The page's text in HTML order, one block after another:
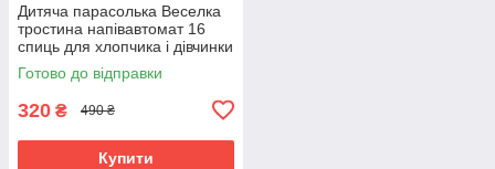
Дитяча парасолька Веселка
тростина напівавтомат 16
спиць для хлопчика і дівчинки
Райдужний (37510)
Готово до відправки
320 ₴ 490 ₴
Купити